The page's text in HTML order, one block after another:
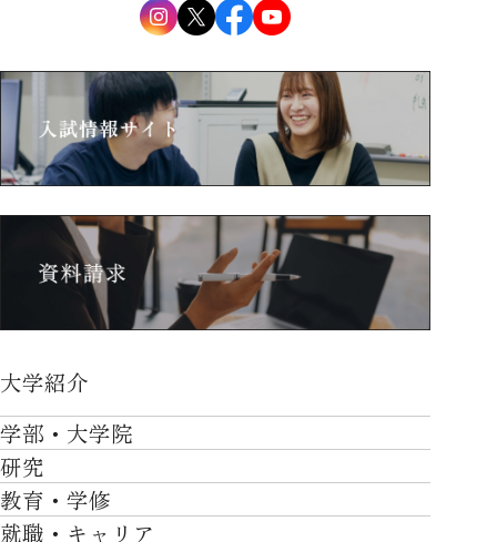
大学紹介
大学紹介TOP
OVER THE LIMIT
大学について
施設一覧
学部・大学院
学部・大学院TOP
工学部
研究
研究TOP
教育・学修
就職・キャリア